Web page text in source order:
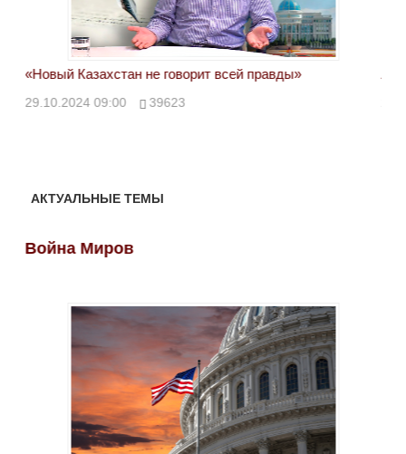
«Новый Казахстан не говорит всей правды»
29.10.2024 09:00 39623
АКТУАЛЬНЫЕ ТЕМЫ
Война Миров